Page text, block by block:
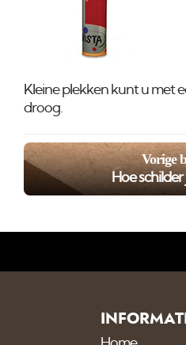
Kleine plekken kunt u met
droog.
Vorige
Hoe schilder